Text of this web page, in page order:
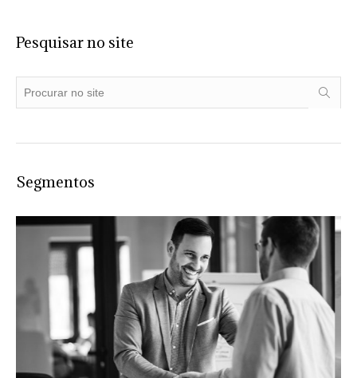
Pesquisar no site
Segmentos